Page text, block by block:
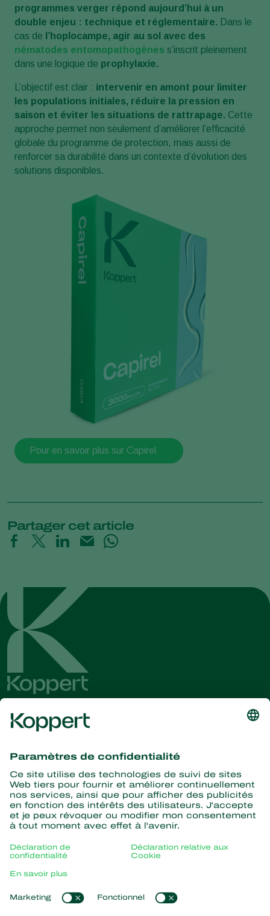
programmes verger répond aujourd’hui à un
double enjeu : technique et réglementaire. Dans le
cas de l’hoplocampe, agir au sol avec des
nématodes entomopathogènes s’inscrit pleinement
dans une logique de prophylaxie.
L’objectif est clair : intervenir en amont pour limiter
les populations initiales, réduire la pression en
saison et éviter les situations de rattrapage. Cette
approche permet non seulement d’améliorer l’efficacité
globale du programme de protection, mais aussi de
renforcer sa durabilité dans un contexte d’évolution des
solutions disponibles.
Pour en savoir plus sur Capirel
Partager cet article
nouvelles et informations
S’abonner ici
La nature pour partenaire
Acariens Prédateurs
Parasitoïdes
Nématodes entomopathogènes
Micro-organismes bénéfiques
À propos de Koppert
Actualités & informations
Liens populaires